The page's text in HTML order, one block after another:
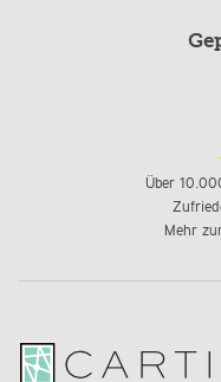
Über
Mehr